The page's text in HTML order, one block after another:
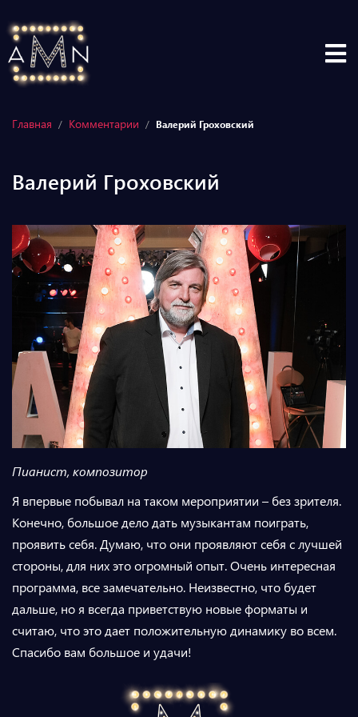
Главная / Комментарии / Валерий Гроховский
Валерий Гроховский
Пианист, композитор
Я впервые побывал на таком мероприятии – без зрителя.
Конечно, большое дело дать музыкантам поиграть,
проявить себя. Думаю, что они проявляют себя с лучшей
стороны, для них это огромный опыт. Очень интересная
программа, все замечательно. Неизвестно, что будет
дальше, но я всегда приветствую новые форматы и
считаю, что это дает положительную динамику во всем.
Спасибо вам большое и удачи!